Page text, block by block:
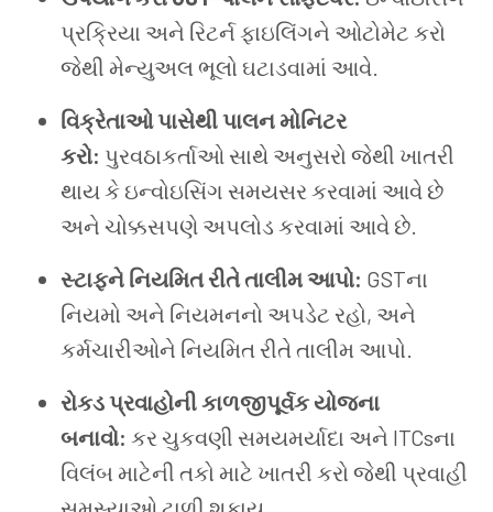
પ્રક્રિયા અને રિટર્ન ફાઇલિંગને ઓટોમેટ કરો
જેથી મેન્યુઅલ ભૂલો ઘટાડવામાં આવે.
વિક્રેતાઓ પાસેથી પાલન મોનિટર
કરો: પુરવઠાકર્તાઓ સાથે અનુસરો જેથી ખાતરી
થાય કે ઇન્વોઇસિંગ સમયસર કરવામાં આવે છે
અને ચોક્કસપણે અપલોડ કરવામાં આવે છે.
સ્ટાફને નિયમિત રીતે તાલીમ આપો: GSTના
નિયમો અને નિયમનનો અપડેટ રહો, અને
કર્મચારીઓને નિયમિત રીતે તાલીમ આપો.
રોકડ પ્રવાહોની કાળજીપૂર્વક યોજના
બનાવો: કર ચુકવણી સમયમર્યાદા અને ITCsના
વિલંબ માટેની તકો માટે ખાતરી કરો જેથી પ્રવાહી